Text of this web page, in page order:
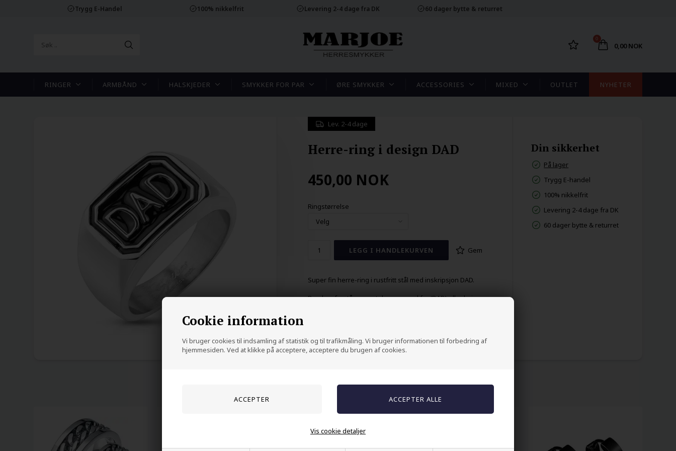
Cookie information
Vi bruger cookies til indsamling af statistik og til trafikmåling. Vi bruger informationen til forbedring af
hjemmesiden. Ved at klikke på acceptere, acceptere du brugen af cookies.
Vis cookie detaljer
Trygg E-Handel 100% nikkelfrit Levering 2-4 dage fra DK 60 dager bytte & returret
0
0,00 NOK
RINGER ARMBÅND HALSKJEDER SMYKKER FOR PAR ØRE SMYKKER ACCESSORIES MIXED OUTLET NYHETER
Lev. 2-4 dage
Herre-ring i design DAD
450,00 NOK
Ringstørrelse
Gem
Super fin herre-ring i rustfritt stål med inskripsjon DAD.
Den kan forstås som at du er en god far (DAD) eller hvis
Din sikkerhet
På lager
Trygg E-handel
100% nikkelfrit
Levering 2-4 dage fra DK
60 dager bytte & returret
Andre kjøpte også